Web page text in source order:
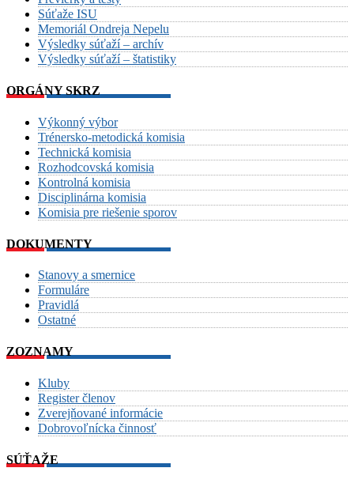
Súťaže ISU
Memoriál Ondreja Nepelu
Výsledky súťaží – archív
Výsledky súťaží – štatistiky
ORGÁNY SKRZ
Výkonný výbor
Trénersko-metodická komisia
Technická komisia
Rozhodcovská komisia
Kontrolná komisia
Disciplinárna komisia
Komisia pre riešenie sporov
DOKUMENTY
Stanovy a smernice
Formuláre
Pravidlá
Ostatné
ZOZNAMY
Kluby
Register členov
Zverejňované informácie
Dobrovoľnícka činnosť
SÚŤAŽE